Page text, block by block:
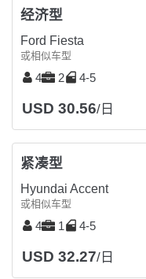
经济型
Ford Fiesta
或相似车型
4 2 4-5
USD 30.56/日
紧凑型
Hyundai Accent
或相似车型
4 1 4-5
USD 32.27/日